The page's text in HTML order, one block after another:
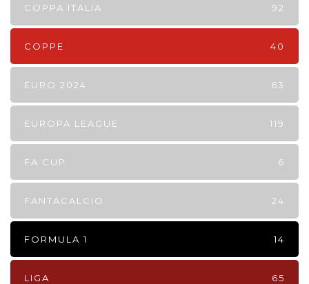
COPPA ITALIA 92
COPPE 40
EURO 2024 63
EUROPA LEAGUE 119
FA CUP 6
FANTACALCIO 24
FORMULA 1 14
LIGA 65